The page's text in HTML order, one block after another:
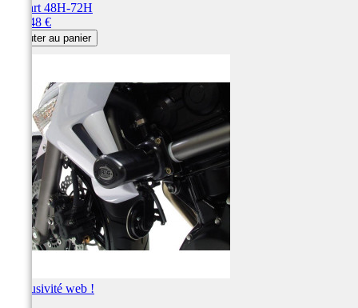
Départ 48H-72H
303,48 €
Ajouter au panier
Exclusivité web !